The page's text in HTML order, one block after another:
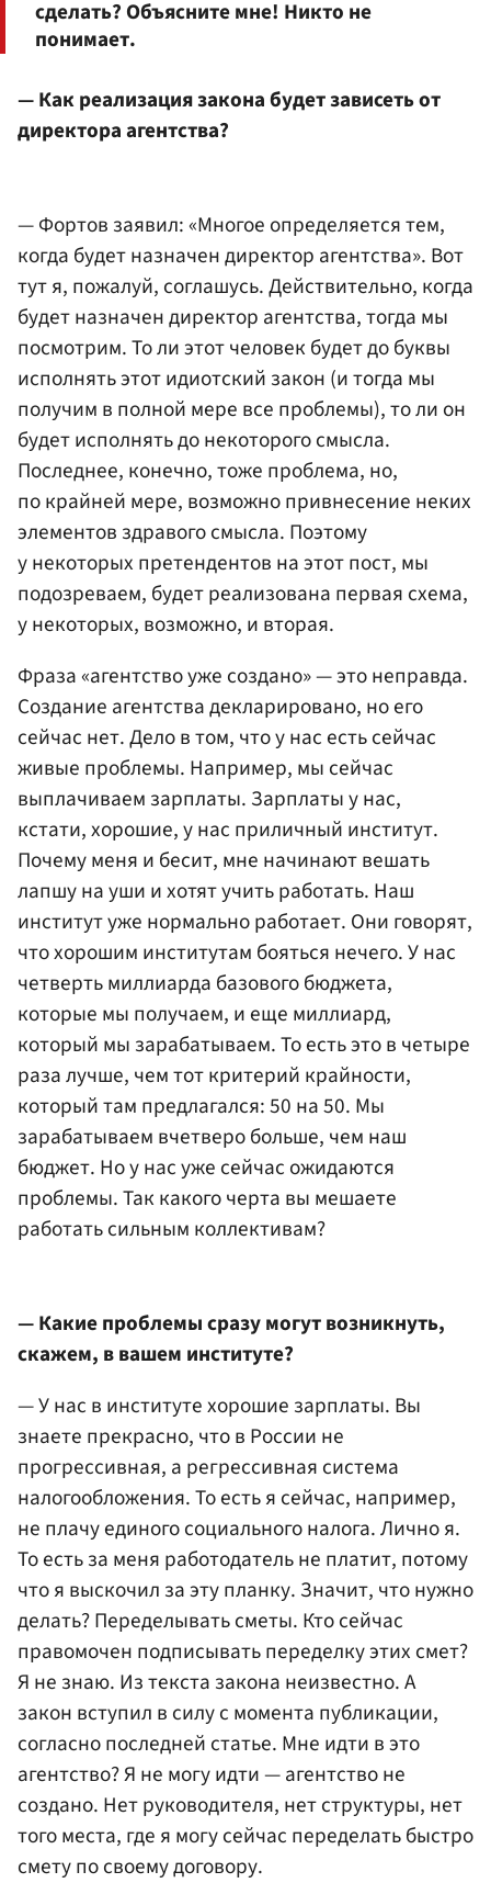
сделать? Объясните мне! Никто не
понимает.
— Как реализация закона будет зависеть от
директора агентства?
— Фортов заявил: «Многое определяется тем,
когда будет назначен директор агентства». Вот
тут я, пожалуй, соглашусь. Действительно, когда
будет назначен директор агентства, тогда мы
посмотрим. То ли этот человек будет до буквы
исполнять этот идиотский закон (и тогда мы
получим в полной мере все проблемы), то ли он
будет исполнять до некоторого смысла.
Последнее, конечно, тоже проблема, но,
по крайней мере, возможно привнесение неких
элементов здравого смысла. Поэтому
у некоторых претендентов на этот пост, мы
подозреваем, будет реализована первая схема,
у некоторых, возможно, и вторая.
Фраза «агентство уже создано» — это неправда.
Создание агентства декларировано, но его
сейчас нет. Дело в том, что у нас есть сейчас
живые проблемы. Например, мы сейчас
выплачиваем зарплаты. Зарплаты у нас,
кстати, хорошие, у нас приличный институт.
Почему меня и бесит, мне начинают вешать
лапшу на уши и хотят учить работать. Наш
институт уже нормально работает. Они говорят,
что хорошим институтам бояться нечего. У нас
четверть миллиарда базового бюджета,
которые мы получаем, и еще миллиард,
который мы зарабатываем. То есть это в четыре
раза лучше, чем тот критерий крайности,
который там предлагался: 50 на 50. Мы
зарабатываем вчетверо больше, чем наш
бюджет. Но у нас уже сейчас ожидаются
проблемы. Так какого черта вы мешаете
работать сильным коллективам?
— Какие проблемы сразу могут возникнуть,
скажем, в вашем институте?
— У нас в институте хорошие зарплаты. Вы
знаете прекрасно, что в России не
прогрессивная, а регрессивная система
налогообложения. То есть я сейчас, например,
не плачу единого социального налога. Лично я.
То есть за меня работодатель не платит, потому
что я выскочил за эту планку. Значит, что нужно
делать? Переделывать сметы. Кто сейчас
правомочен подписывать переделку этих смет?
Я не знаю. Из текста закона неизвестно. А
закон вступил в силу с момента публикации,
согласно последней статье. Мне идти в это
агентство? Я не могу идти — агентство не
создано. Нет руководителя, нет структуры, нет
того места, где я могу сейчас переделать быстро
смету по своему договору.